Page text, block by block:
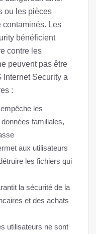
ou les pièces
contaminés. Les
bénéficient
contre les
peuvent pas être
Internet Security a
:
les
familiales,
aux utilisateurs
les fichiers qui
la sécurité de la
et des achats
utilisateurs ne sont